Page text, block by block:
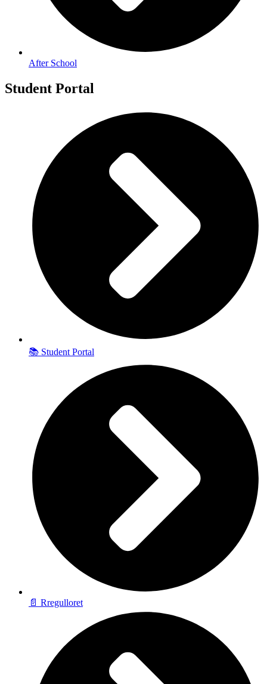
After School
Student Portal
📚 Student Portal
📄 Rregulloret